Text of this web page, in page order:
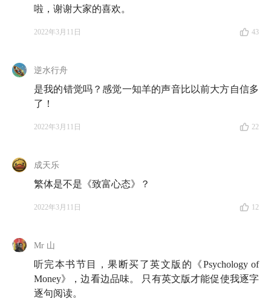
绪。但它的过人之处在于，作者摩根·侯赛尔总能找到
未出版，中文世界里还比较缺乏对它的全面讨论。因
此，在这一期播客里，我们不想单纯地分享《金钱心理
学》里的一条条投资道理，而是想借助摩根·侯赛尔的
未来，小酒馆也会在继续在节目中推介像《金钱心理
关于作者 📝
摩根·侯赛尔（Morgan Housel）
啦，谢谢大家的喜欢。
2022年3月11日 43
逆水行舟
是我的错觉吗？感觉一知羊的声音比以前大方自信多
了！
2022年3月11日 22
成天乐
繁体是不是《致富心态》？
2022年3月11日 12
Mr 山
听完本书节目，果断买了英文版的《Psychology of
Money》，边看边品味。 只有英文版才能促使我逐字
逐句阅读。